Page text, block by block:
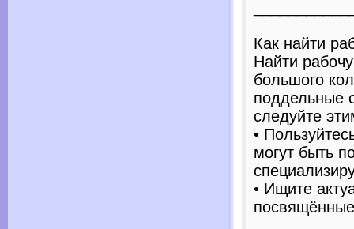
Как найти
Найти
большого
поддельные
следуйте
•
могут быть
• Ищите